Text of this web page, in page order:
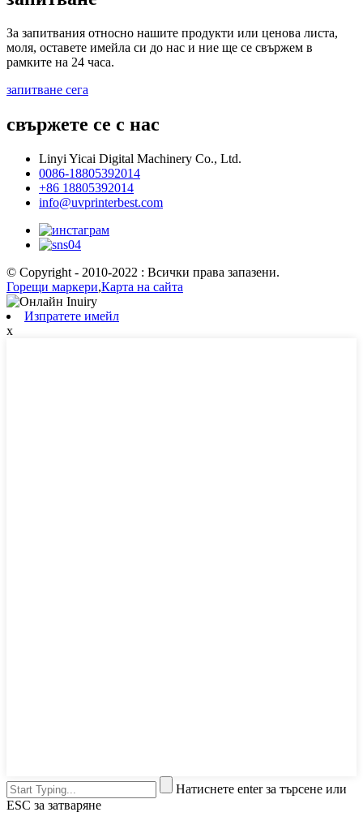
За запитвания относно нашите продукти или ценова листа,
моля, оставете имейла си до нас и ние ще се свържем в
рамките на 24 часа.
запитване сега
свържете се с нас
Linyi Yicai Digital Machinery Co., Ltd.
0086-18805392014
+86 18805392014
info@uvprinterbest.com
© Copyright - 2010-2022 : Всички права запазени.
Горещи маркери,Карта на сайта
Изпратете имейл
x
Натиснете enter за търсене или
ESC за затваряне